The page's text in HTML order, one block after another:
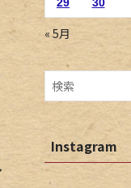
« 5月
Instagram